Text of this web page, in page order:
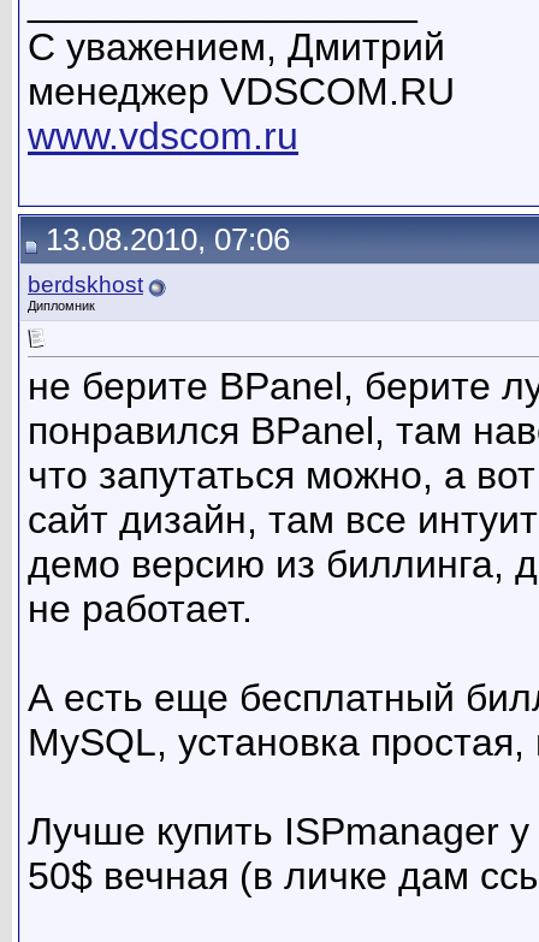
C уважением, Дмитрий
менеджер VDSCOM.RU
www.vdscom.ru
13.08.2010, 07:06
berdskhost
Дипломник
не берите BPanel, берите
понравился BPanel, там
что запутаться можно, а
сайт дизайн, там все
демо версию из биллинга,
не работает.
А есть еще бесплатный
MySQL, установка
Лучше купить ISPmanager
50$ вечная (в личке дам